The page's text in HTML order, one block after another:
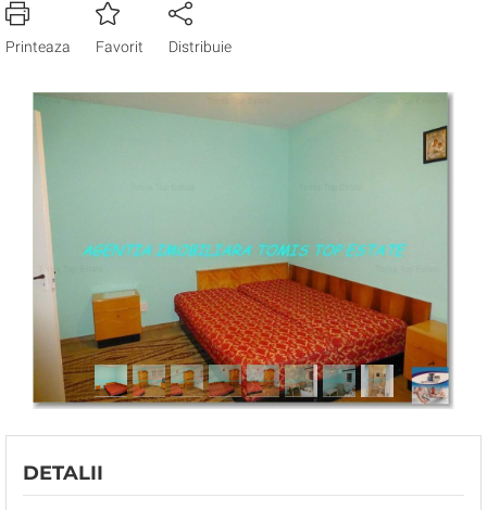
Printeaza Favorit Distribuie
DETALII